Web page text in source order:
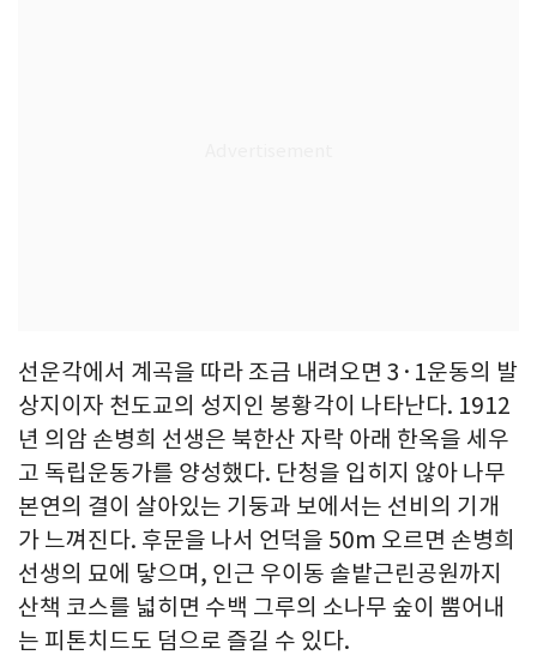
선운각에서 계곡을 따라 조금 내려오면 3·1운동의 발
상지이자 천도교의 성지인 봉황각이 나타난다. 1912
년 의암 손병희 선생은 북한산 자락 아래 한옥을 세우
고 독립운동가를 양성했다. 단청을 입히지 않아 나무
본연의 결이 살아있는 기둥과 보에서는 선비의 기개
가 느껴진다. 후문을 나서 언덕을 50m 오르면 손병희
선생의 묘에 닿으며, 인근 우이동 솔밭근린공원까지
산책 코스를 넓히면 수백 그루의 소나무 숲이 뿜어내
는 피톤치드도 덤으로 즐길 수 있다.